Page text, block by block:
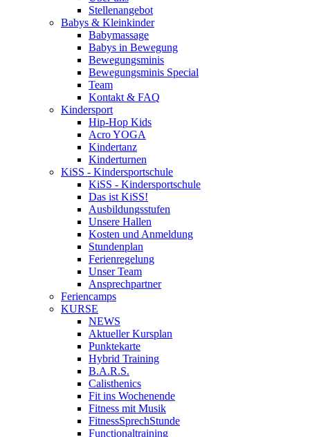
Stellenangebot
Babys & Kleinkinder
Babymassage
Babys in Bewegung
Bewegungsminis
Bewegungsminis Special
Team
Kontakt & FAQ
Kindersport
Hip-Hop Kids
Acro YOGA
Kindertanz
Kinderturnen
KiSS - Kindersportschule
KiSS - Kindersportschule
Das ist KiSS!
Ausbildungsstufen
Unsere Hallen
Kosten und Anmeldung
Stundenplan
Ferienregelung
Unser Team
Ansprechpartner
Feriencamps
KURSE
NEWS
Aktueller Kursplan
Punktekarte
Hybrid Training
B.A.R.S.
Calisthenics
Fit ins Wochenende
Fitness mit Musik
FitnessSprechStunde
Functionaltraining